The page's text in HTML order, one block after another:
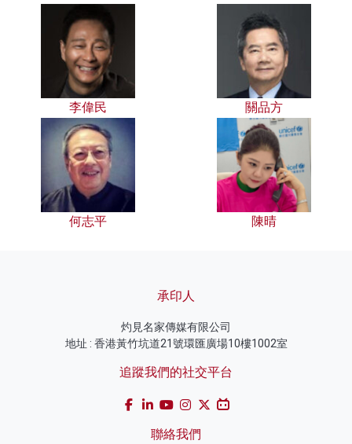
李偉民 關品方
何志平 陳晴
承印人
灼見名家傳媒有限公司
地址 : 香港黃竹坑道21號環匯廣場10樓1002室
追蹤我們的社交平台
聯絡我們